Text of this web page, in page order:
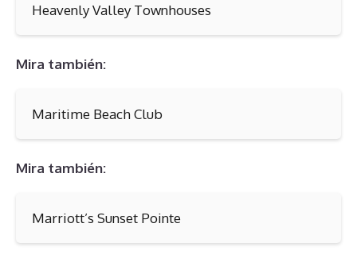
Heavenly Valley Townhouses
Mira también:
Maritime Beach Club
Mira también:
Marriott’s Sunset Pointe